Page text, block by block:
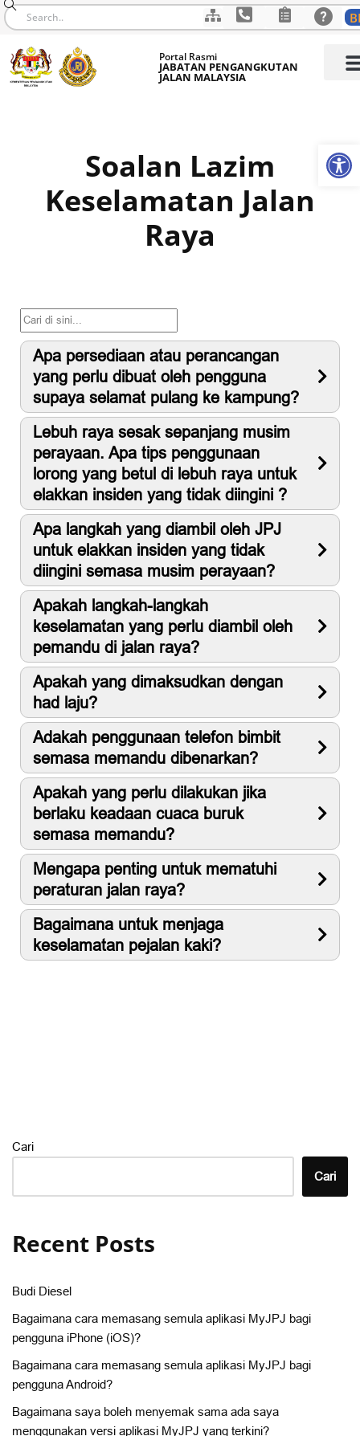
to
content
Portal Rasmi
JABATAN PENGANGKUTAN
JALAN MALAYSIA
Soalan Lazim
Keselamatan Jalan
Raya
Apa persediaan atau perancangan
yang perlu dibuat oleh pengguna
supaya selamat pulang ke kampung?
Lebuh raya sesak sepanjang musim
perayaan. Apa tips penggunaan
lorong yang betul di lebuh raya untuk
elakkan insiden yang tidak diingini ?
Apa langkah yang diambil oleh JPJ
untuk elakkan insiden yang tidak
diingini semasa musim perayaan?
Apakah langkah-langkah
keselamatan yang perlu diambil oleh
pemandu di jalan raya?
Apakah yang dimaksudkan dengan
had laju?
Adakah penggunaan telefon bimbit
semasa memandu dibenarkan?
Apakah yang perlu dilakukan jika
berlaku keadaan cuaca buruk
semasa memandu?
Mengapa penting untuk mematuhi
peraturan jalan raya?
Bagaimana untuk menjaga
keselamatan pejalan kaki?
Cari
Cari
Recent Posts
Budi Diesel
Bagaimana cara memasang semula aplikasi MyJPJ bagi
pengguna iPhone (iOS)?
Bagaimana cara memasang semula aplikasi MyJPJ bagi
pengguna Android?
Bagaimana saya boleh menyemak sama ada saya
menggunakan versi aplikasi MyJPJ yang terkini?